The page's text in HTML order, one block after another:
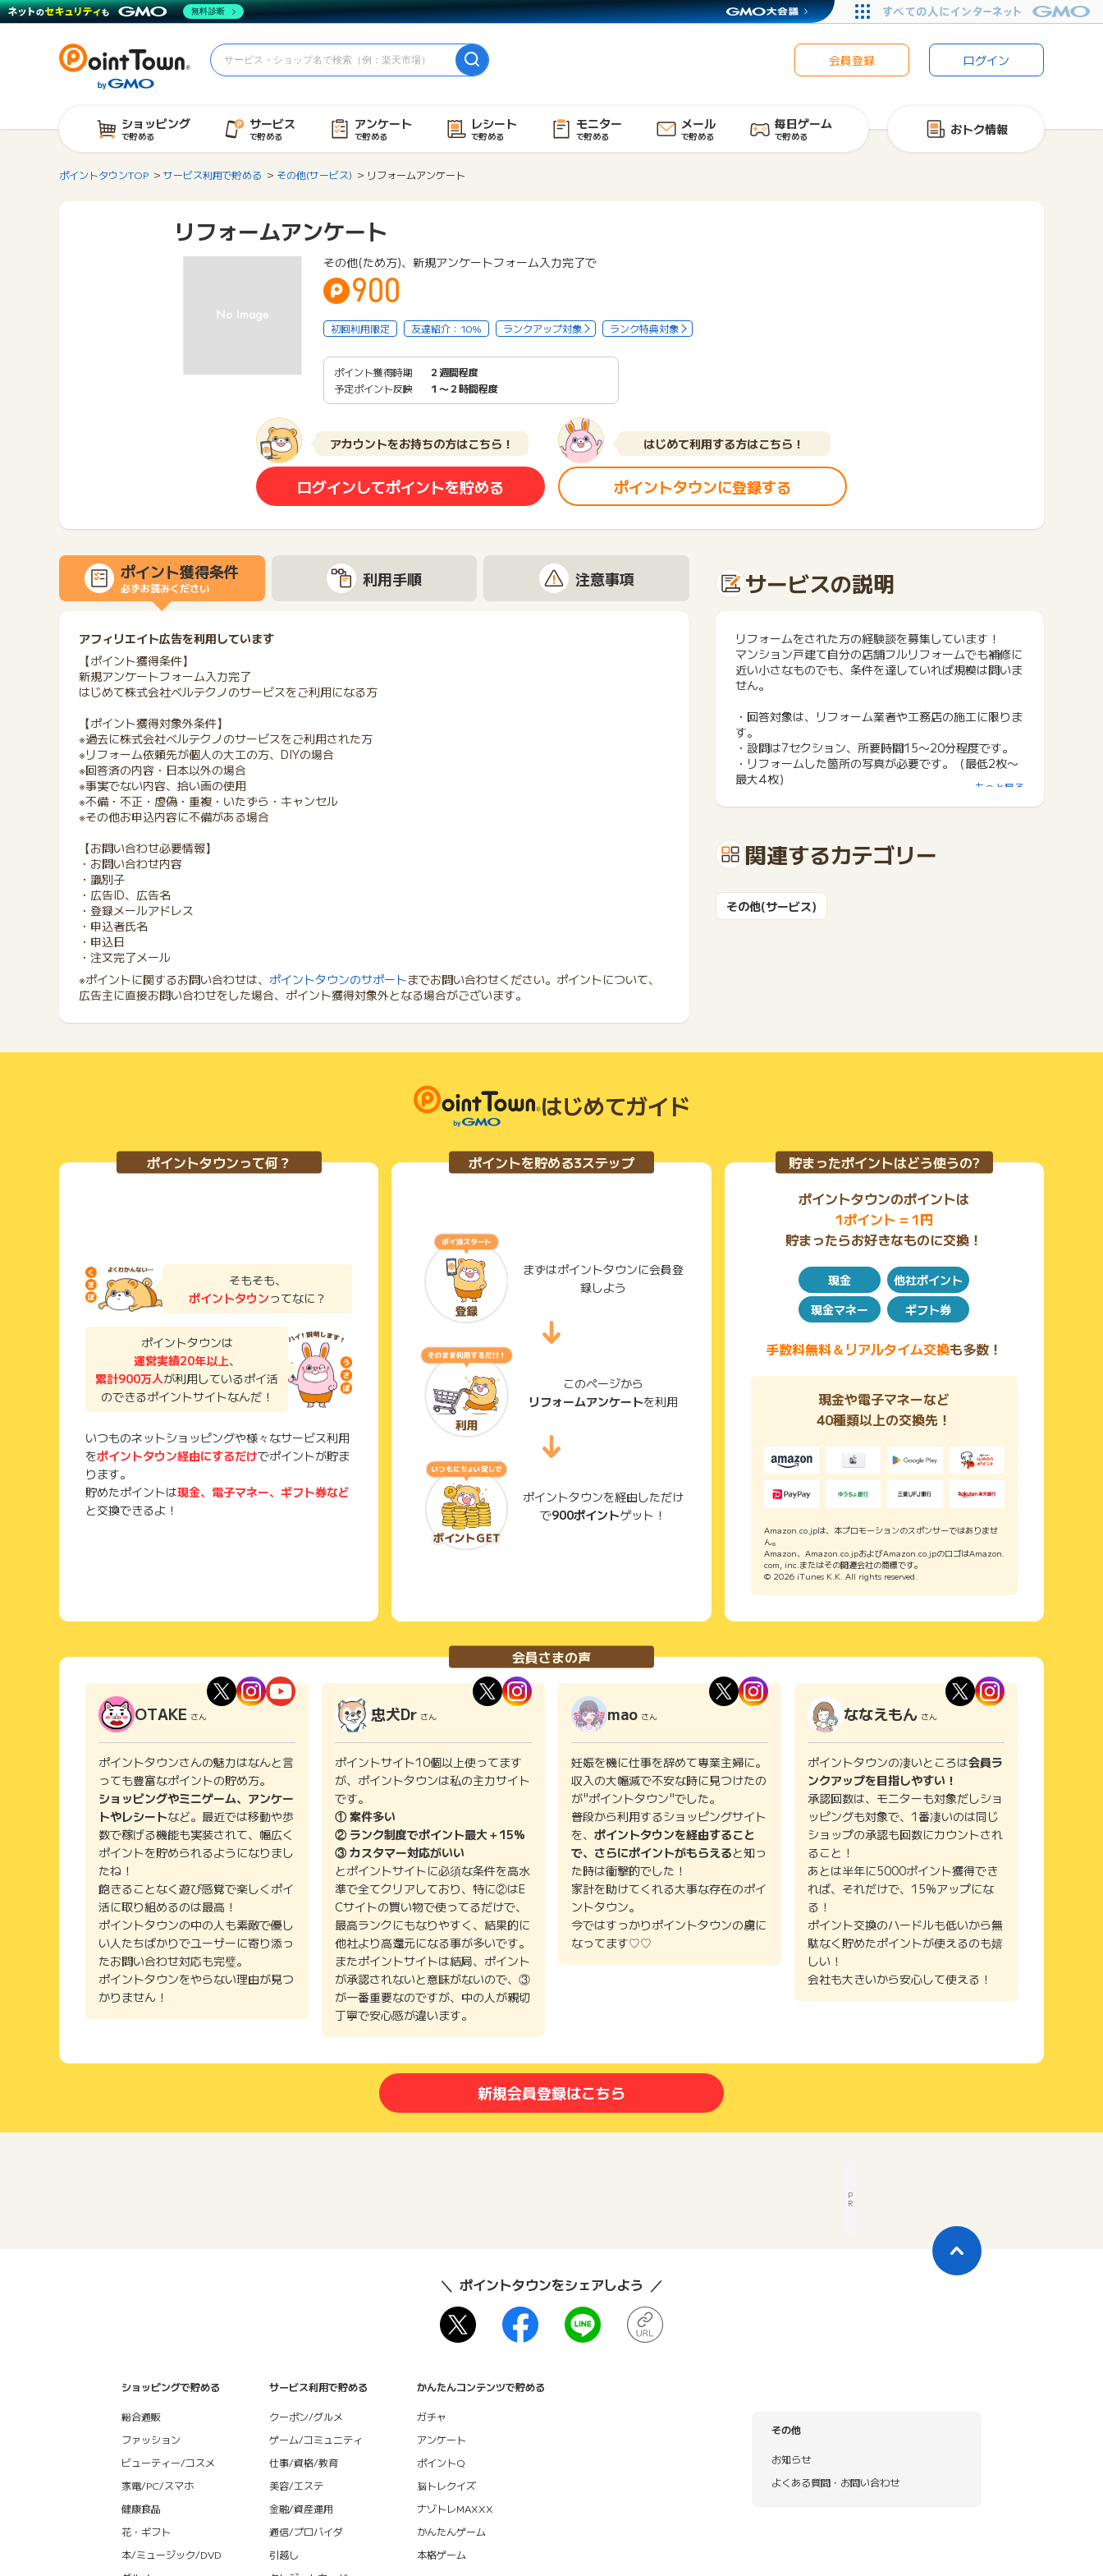
会員登録 ログイン
ショッピング
で貯める
サービス
で貯める
アンケート
で貯める
レシート
で貯める
モニター
で貯める
メール
で貯める
毎日ゲーム
で貯める おトク情報
ポイントタウンTOP サービス利用で貯める その他(サービス) リフォームアンケート
リフォームアンケート
その他(ため方)、新規アンケートフォーム入力完了で
900
初回利用限定 友達紹介：10% ランクアップ対象 ランク特典対象
ポイント獲得時期
２週間程度
予定ポイント反映
１〜２時間程度
アカウントをお持ちの方はこちら！
ログインしてポイントを貯める
はじめて利用する方はこちら！
ポイントタウンに登録する
ポイント獲得条件
必ずお読みください 利用手順 注意事項
アフィリエイト広告を利用しています
【ポイント獲得条件】
新規アンケートフォーム入力完了
はじめて株式会社ベルテクノのサービスをご利用になる方
【ポイント獲得対象外条件】
※過去に株式会社ベルテクノのサービスをご利用された方
※リフォーム依頼先が個人の大工の方、DIYの場合
※回答済の内容・日本以外の場合
※事実でない内容、拾い画の使用
※不備・不正・虚偽・重複・いたずら・キャンセル
※その他お申込内容に不備がある場合
【お問い合わせ必要情報】
・お問い合わせ内容
・識別子
・広告ID、広告名
・登録メールアドレス
・申込者氏名
・申込日
・注文完了メール
※ポイントに関するお問い合わせは、 ポイントタウンのサポートまでお問い合わせください。ポイントについて、
広告主に直接お問い合わせをした場合、ポイント獲得対象外となる場合がございます。
サービスの説明
リフォームをされた方の経験談を募集しています！
マンション戸建て自分の店舗フルリフォームでも補修に
近い小さなものでも、条件を達していれば規模は問いま
せん。
・回答対象は、リフォーム業者や工務店の施工に限りま
す。
・設問は7セクション、所要時間15〜20分程度です。
・リフォームした箇所の写真が必要です。（最低2枚〜
最大4枚）
もっと見る
関連するカテゴリー
その他(サービス)
はじめてガイド
ポイントタウンって何？
そもそも、
ポイントタウンってなに？
ポイントタウンは
運営実績20年以上、
累計900万人が利用しているポイ活
のできるポイントサイトなんだ！
いつものネットショッピングや様々なサービス利用
をポイントタウン経由にするだけでポイントが貯ま
ります。
貯めたポイントは現金、電子マネー、ギフト券など
と交換できるよ！
ポイントを貯める3ステップ
まずはポイントタウンに会員登
録しよう
このページから
リフォームアンケートを利用
ポイントタウンを経由しただけ
で900ポイントゲット！
貯まったポイントはどう使うの?
ポイントタウンのポイントは
1ポイント = 1円
貯まったらお好きなものに交換！
現金
他社ポイント
現金マネー
ギフト券
手数料無料＆リアルタイム交換も多数！
現金や電子マネーなど
40種類以上の交換先！
Amazon.co.jpは、本プロモーションのスポンサーではありませ
ん。
Amazon、Amazon.co.jpおよびAmazon.co.jpのロゴはAmazon.
com, inc.またはその関連会社の商標です。
© 2026 iTunes K.K. All rights reserved.
会員さまの声
OTAKE さん
ポイントタウンさんの魅力はなんと言
っても豊富なポイントの貯め方。
ショッピングやミニゲーム、アンケー
トやレシートなど。最近では移動や歩
数で稼げる機能も実装されて、幅広く
ポイントを貯められるようになりまし
たね！
飽きることなく遊び感覚で楽しくポイ
活に取り組めるのは最高！
ポイントタウンの中の人も素敵で優し
い人たちばかりでユーザーに寄り添っ
たお問い合わせ対応も完璧。
ポイントタウンをやらない理由が見つ
かりません！
忠犬Dr さん
ポイントサイト10個以上使ってます
が、ポイントタウンは私の主力サイト
です。
① 案件多い
② ランク制度でポイント最大＋15%
③ カスタマー対応がいい
とポイントサイトに必須な条件を高水
準で全てクリアしており、特に②はE
Cサイトの買い物で使ってるだけで、
最高ランクにもなりやすく、結果的に
他社より高還元になる事が多いです。
またポイントサイトは結局、ポイント
が承認されないと意味がないので、③
が一番重要なのですが、中の人が親切
丁寧で安心感が違います。
mao さん
妊娠を機に仕事を辞めて専業主婦に。
収入の大幅減で不安な時に見つけたの
が"ポイントタウン"でした。
普段から利用するショッピングサイト
を、 ポイントタウンを経由すること
で、さらにポイントがもらえると知っ
た時は衝撃的でした！
家計を助けてくれる大事な存在のポイ
ントタウン。
今ではすっかりポイントタウンの虜に
なってます♡♡
ななえもん さん
ポイントタウンの凄いところは会員ラ
ンクアップを目指しやすい！
承認回数は、モニターも対象だしショ
ッピングも対象で、1番凄いのは同じ
ショップの承認も回数にカウントされ
ること！
あとは半年に5000ポイント獲得でき
れば、それだけで、15%アップにな
る！
ポイント交換のハードルも低いから無
駄なく貯めたポイントが使えるのも嬉
しい！
会社も大きいから安心して使える！
新規会員登録はこちら
P
R
ポイントタウンをシェアしよう
ショッピングで貯める
総合通販
ファッション
ビューティー/コスメ
家電/PC/スマホ
健康食品
花・ギフト
本/ミュージック/DVD
サービス利用で貯める
クーポン/グルメ
ゲーム/コミュニティ
仕事/資格/教育
美容/エステ
金融/資産運用
通信/プロバイダ
引越し
かんたんコンテンツで貯める
ガチャ
アンケート
ポイントQ
脳トレクイズ
ナゾトレMAXXX
かんたんゲーム
本格ゲーム
その他
お知らせ
よくある質問・お問い合わせ
無料診断